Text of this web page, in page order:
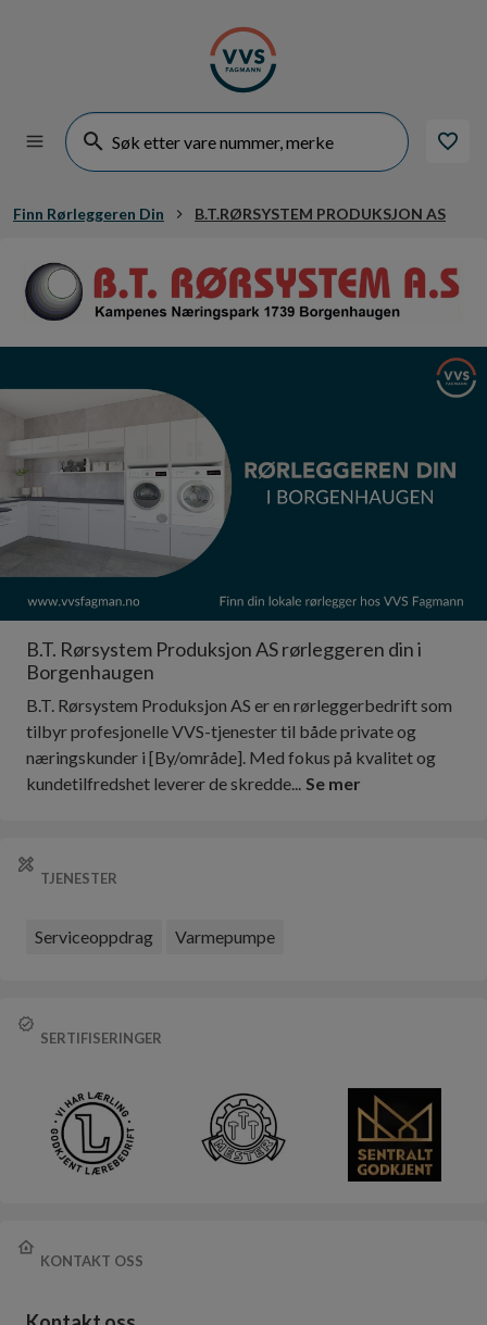
Finn Rørleggeren Din B.T.RØRSYSTEM PRODUKSJON AS
B.T. Rørsystem Produksjon AS rørleggeren din i
Borgenhaugen
B.T. Rørsystem Produksjon AS er en rørleggerbedrift som
tilbyr profesjonelle VVS-tjenester til både private og
næringskunder i [By/område]. Med fokus på kvalitet og
kundetilfredshet leverer de skredde... Se mer
TJENESTER
Serviceoppdrag Varmepumpe
SERTIFISERINGER
KONTAKT OSS